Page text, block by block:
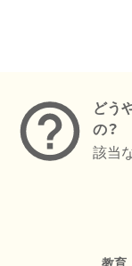
どう
の？
該当